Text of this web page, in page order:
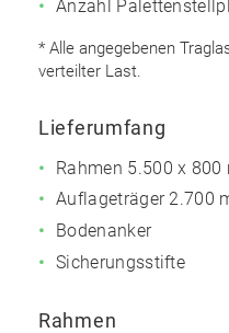
Anzahl
* Alle angegebenen
verteilter Last.
Lieferumfang
Rahmen 5.500 x 800
Auflageträger 2.700
Bodenanker
Sicherungsstifte
Rahmen